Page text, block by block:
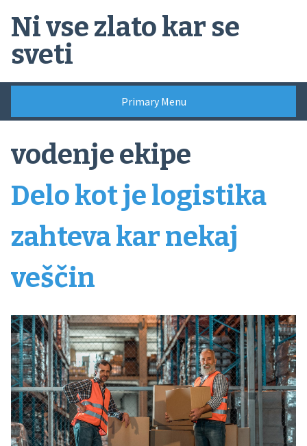
content
Ni vse zlato kar se
sveti
Primary Menu
vodenje ekipe
Delo kot je logistika
zahteva kar nekaj
veščin